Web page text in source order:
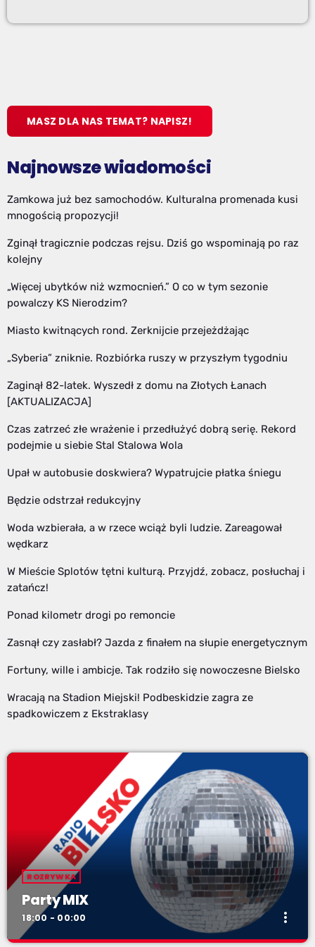
MASZ DLA NAS TEMAT? NAPISZ!
Najnowsze wiadomości
Zamkowa już bez samochodów. Kulturalna promenada kusi
mnogością propozycji!
Zginął tragicznie podczas rejsu. Dziś go wspominają po raz
kolejny
„Więcej ubytków niż wzmocnień.” O co w tym sezonie
powalczy KS Nierodzim?
Miasto kwitnących rond. Zerknijcie przejeżdżając
„Syberia” zniknie. Rozbiórka ruszy w przyszłym tygodniu
Zaginął 82-latek. Wyszedł z domu na Złotych Łanach
[AKTUALIZACJA]
Czas zatrzeć złe wrażenie i przedłużyć dobrą serię. Rekord
podejmie u siebie Stal Stalowa Wola
Upał w autobusie doskwiera? Wypatrujcie płatka śniegu
Będzie odstrzał redukcyjny
Woda wzbierała, a w rzece wciąż byli ludzie. Zareagował
wędkarz
W Mieście Splotów tętni kulturą. Przyjdź, zobacz, posłuchaj i
zatańcz!
Ponad kilometr drogi po remoncie
Zasnął czy zasłabł? Jazda z finałem na słupie energetycznym
Fortuny, wille i ambicje. Tak rodziło się nowoczesne Bielsko
Wracają na Stadion Miejski! Podbeskidzie zagra ze
spadkowiczem z Ekstraklasy
ROZRYWKA
Party MIX
18:00 - 00:00 more_vert